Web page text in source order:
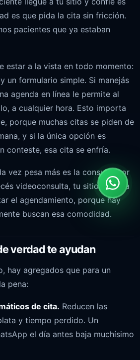
es que pida la cita sin fricción.
pacientes que ya estaban
estar a la vista en todo momento:
un formulario simple. Si manejás
agenda en línea le permite al
a cualquier hora. Esto importa
porque muchas citas se piden de
y si la única opción es
conteste, esa cita se enfría.
vez pesa más es la consulta por
videoconsulta, tu sitio debería
el agendamiento, porque hay
buscan esa comodidad.
verdad te ayudan
hay agregados que para un
pena:
de cita. Reducen las
y tiempo perdido. Un
el día antes baja muchísimo